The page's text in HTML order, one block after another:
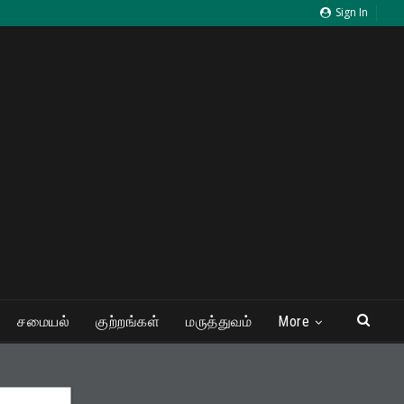
Sign In
சமையல் குற்றங்கள் மருத்துவம் More